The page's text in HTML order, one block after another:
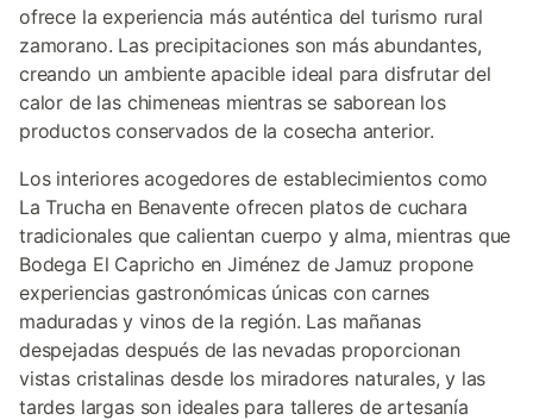
ofrece la experiencia más auténtica del turismo rural
zamorano. Las precipitaciones son más abundantes,
creando un ambiente apacible ideal para disfrutar del
calor de las chimeneas mientras se saborean los
productos conservados de la cosecha anterior.
Los interiores acogedores de establecimientos como
La Trucha en Benavente ofrecen platos de cuchara
tradicionales que calientan cuerpo y alma, mientras que
Bodega El Capricho en Jiménez de Jamuz propone
experiencias gastronómicas únicas con carnes
maduradas y vinos de la región. Las mañanas
despejadas después de las nevadas proporcionan
vistas cristalinas desde los miradores naturales, y las
tardes largas son ideales para talleres de artesanía